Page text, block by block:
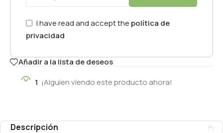
I have read and accept the política de
privacidad
Añadir a la lista de deseos
1 ¡Alguien viendo este producto ahora!
Descripción